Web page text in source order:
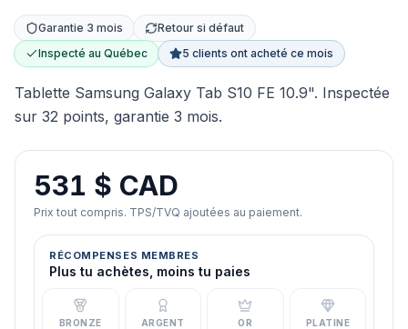
Garantie 3 mois
Retour si défaut
Inspecté au Québec
5 clients ont acheté ce mois
Tablette Samsung Galaxy Tab S10 FE 10.9". Inspectée
sur 32 points, garantie 3 mois.
531 $ CAD
Prix tout compris. TPS/TVQ ajoutées au paiement.
RÉCOMPENSES MEMBRES
Plus tu achètes, moins tu paies
BRONZE ARGENT OR PLATINE